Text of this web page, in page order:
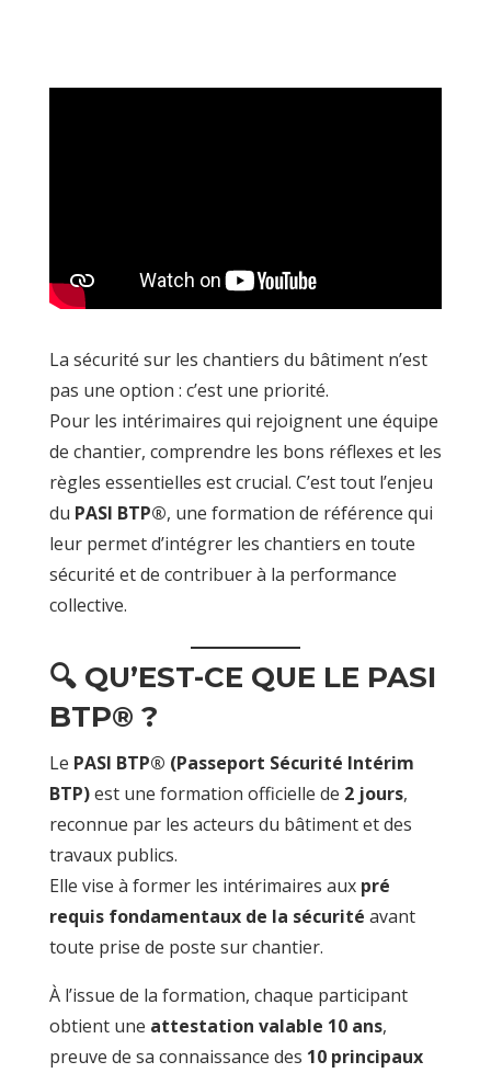
La sécurité sur les chantiers du bâtiment n’est
pas une option : c’est une priorité.
Pour les intérimaires qui rejoignent une équipe
de chantier, comprendre les bons réflexes et les
règles essentielles est crucial. C’est tout l’enjeu
du PASI BTP®, une formation de référence qui
leur permet d’intégrer les chantiers en toute
sécurité et de contribuer à la performance
collective.
🔍 QU’EST-CE QUE LE PASI
BTP® ?
Le PASI BTP® (Passeport Sécurité Intérim
BTP)est une formation officielle de 2 jours,
reconnue par les acteurs du bâtiment et des
travaux publics.
Elle vise à former les intérimaires aux pré
requis fondamentaux de la sécurité avant
toute prise de poste sur chantier.
À l’issue de la formation, chaque participant
obtient une attestation valable 10 ans,
preuve de sa connaissance des 10 principaux